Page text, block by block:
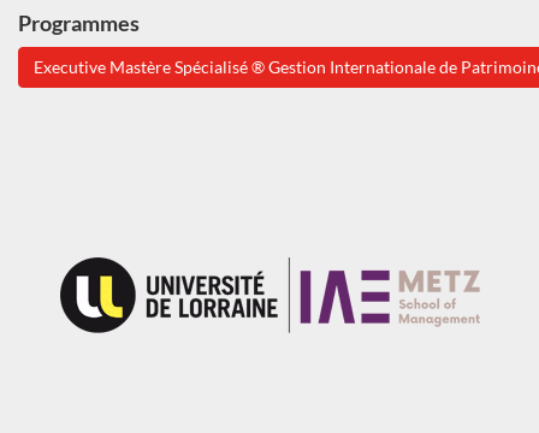
Programmes
Executive Mastère Spécialisé ® Gestion Internationale de